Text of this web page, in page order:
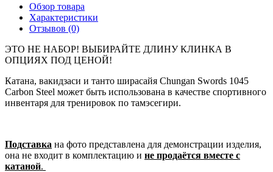
Обзор товара
Характеристики
Отзывов (0)
ЭТО НЕ НАБОР! ВЫБИРАЙТЕ ДЛИНУ КЛИНКА В
ОПЦИЯХ ПОД ЦЕНОЙ!
Катана, вакидзаси и танто ширасайя Chungan Swords 1045
Carbon Steel может быть использована в качестве спортивного
инвентаря для тренировок по тамэсегири.
Подставка на фото представлена для демонстрации изделия,
она не входит в комплектацию и не продаётся вместе с
катаной.